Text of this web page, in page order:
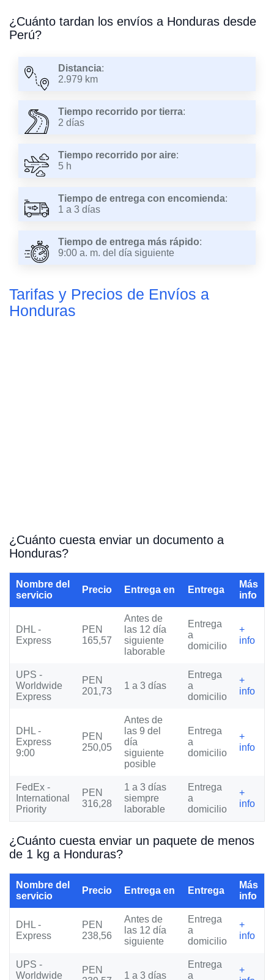
¿Cuánto tardan los envíos a Honduras desde
Perú?
Distancia:
2.979 km
Tiempo recorrido por tierra:
2 días
Tiempo recorrido por aire:
5 h
Tiempo de entrega con encomienda:
1 a 3 días
Tiempo de entrega más rápido:
9:00 a. m. del día siguiente
Tarifas y Precios de Envíos a
Honduras
¿Cuánto cuesta enviar un documento a
Honduras?
Nombre del
servicio
Precio Entrega en Entrega
Más
info
DHL -
Express
PEN
165,57
Antes de
las 12 día
siguiente
laborable
Entrega
a
domicilio
+
info
UPS -
Worldwide
Express
PEN
201,73
1 a 3 días
Entrega
a
domicilio
+
info
DHL -
Express
9:00
PEN
250,05
Antes de
las 9 del
día
siguiente
posible
Entrega
a
domicilio
+
info
FedEx -
International
Priority
PEN
316,28
1 a 3 días
siempre
laborable
Entrega
a
domicilio
+
info
¿Cuánto cuesta enviar un paquete de menos
de 1 kg a Honduras?
Nombre del
servicio
Precio Entrega en Entrega
Más
info
DHL -
Express
PEN
238,56
Antes de
las 12 día
siguiente
Entrega
a
domicilio
+
info
UPS -
Worldwide
PEN
1 a 3 días
Entrega
a
+